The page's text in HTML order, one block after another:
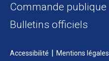
Commande publique
Bulletins officiels
Accessibilité Mentions légales